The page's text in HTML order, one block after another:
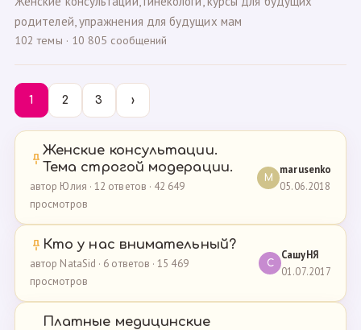
родителей, упражнения для будущих мам
102 темы · 10 805 сообщений
1 2 3 ›
Женские консультации.
Тема строгой модерации.
автор Юлия · 12 ответов · 42 649
просмотров
M
marusenko
05.06.2018
Кто у нас внимательный?
автор NataSid · 6 ответов · 15 469
просмотров
С
СашуНЯ
01.07.2017
Платные медицинские